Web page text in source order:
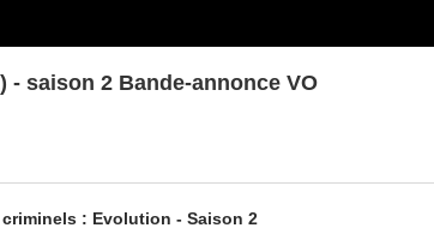
- saison 2 Bande-annonce VO
: Evolution - Saison 2